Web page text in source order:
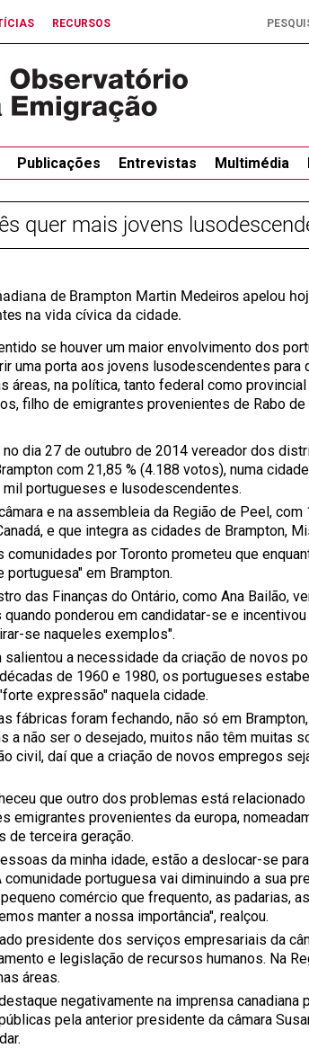
RECURSOS
Publicações Entrevistas Multimédia
quer mais jovens
de Brampton Martin Medeiros apelou
na vida cívica da cidade.
se houver um maior envolvimento dos
uma porta aos jovens lusodescendentes
áreas, na política, tanto federal como
filho de emigrantes provenientes de Rabo
dia 27 de outubro de 2014 vereador dos
com 21,85 % (4.188 votos), numa
portugueses e lusodescendentes.
e na assembleia da Região de Peel,
e que integra as cidades de Brampton,
comunidades por Toronto prometeu que
portuguesa" em Brampton.
das Finanças do Ontário, como Ana Bailão,
ponderou em candidatar-se e
se naqueles exemplos".
a necessidade da criação de novos
de 1960 e 1980, os portugueses
expressão" naquela cidade.
fábricas foram fechando, não só em
a não ser o desejado, muitos não têm muitas
civil, daí que a criação de novos empregos
que outro dos problemas está
emigrantes provenientes da europa,
de terceira geração.
da minha idade, estão a deslocar-se
portuguesa vai diminuindo a sua
comércio que frequento, as padarias,
manter a nossa importância", realçou.
presidente dos serviços empresariais da
e legislação de recursos humanos. Na
áreas.
negativamente na imprensa canadiana
pela anterior presidente da câmara